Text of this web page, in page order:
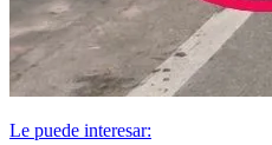
Le puede interesar: